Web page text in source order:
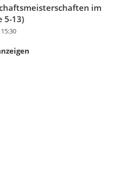
im
5-13)
15:30